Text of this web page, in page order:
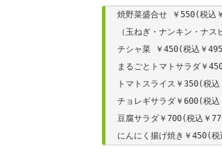
焼野菜盛合せ ￥550(税込
（玉ねぎ・ナンキン・ナ
チシャ菜 ￥450(税込￥
まるごとトマトサラダ￥
トマトスライス￥350(税
チョレギサラダ￥600(税
豆腐サラダ￥700(税込￥
にんにく揚げ焼き￥450(